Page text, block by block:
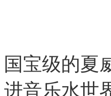
国宝级的夏
进音乐水世